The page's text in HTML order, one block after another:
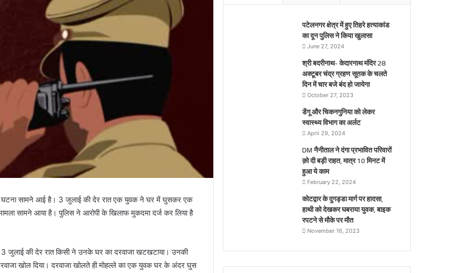
सामने आई है। 3 जुलाई की देर रात एक युवक ने घर में घुसकर एक
सामने आया है। पुलिस ने आरोपी के खिलाफ मुकदमा दर्ज कर लिया है
3 जुलाई की देर रात किसी ने उनके घर का दरवाजा खटखटाया। उनकी
खोल दिया। दरवाजा खोलते ही मोहल्ले का एक युवक घर के अंदर घुस
पटेलनगर क्षेत्र में हुए तिहरे हत्याकांड
का दून पुलिस ने किया खुलासा
June 27, 2024
श्री बदरीनाथ- केदारनाथ मंदिर 28
अक्टूबर चंद्र ग्रहण सूतक के चलते
दिन में चार बजे बंद हो जायेगा
October 27, 2023
डेंगू और चिकनगुनिया को लेकर
स्वास्थ्य विभाग का अर्लट
April 29, 2024
DM नैनीताल ने दंगा प्रभावित परिवारों
क़ो दी बड़ी राहत, मात्र 10 मिनट में
हुआ ये काम
February 22, 2024
कोटद्वार के दुगड्डा मार्ग पर हादसा,
हाथी को देखकर घबराया युवक, बाइक
रपटने से मौके पर मौत
November 16, 2023